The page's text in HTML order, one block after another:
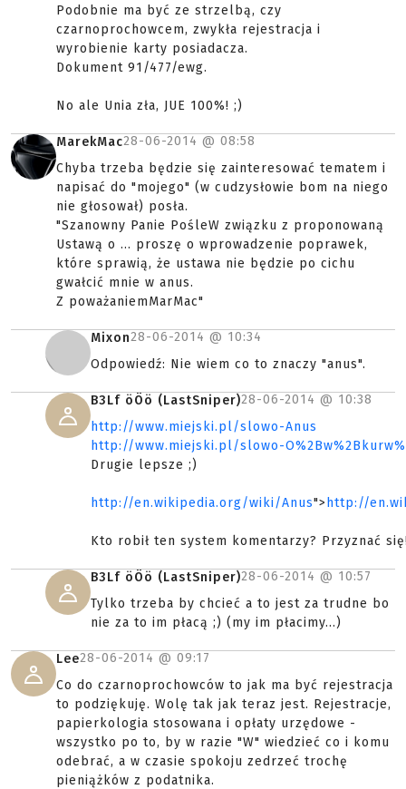
Podobnie ma być ze strzelbą, czy
czarnoprochowcem, zwykła rejestracja i
wyrobienie karty posiadacza.
Dokument 91/477/ewg.
No ale Unia zła, JUE 100%! ;)
MarekMac28-06-2014 @ 08:58
Chyba trzeba będzie się zainteresować tematem i
napisać do "mojego" (w cudzysłowie bom na niego
nie głosował) posła.
"Szanowny Panie PośleW związku z proponowaną
Ustawą o ... proszę o wprowadzenie poprawek,
które sprawią, że ustawa nie będzie po cichu
gwałcić mnie w anus.
Z poważaniemMarMac"
Mixon28-06-2014 @ 10:34
Odpowiedź: Nie wiem co to znaczy "anus".
B3Lf öÖö (LastSniper)28-06-2014 @ 10:38
http://www.miejski.pl/slowo-Anus
http://www.miejski.pl/slowo-
Drugie lepsze ;)
http://en.wikipedia.org/wiki/Anus"> http://
Kto robił ten system komentarzy? Przyznać
B3Lf öÖö (LastSniper)28-06-2014 @ 10:57
Tylko trzeba by chcieć a to jest za trudne bo
nie za to im płacą ;) (my im płacimy...)
Lee28-06-2014 @ 09:17
Co do czarnoprochowców to jak ma być rejestracja
to podziękuję. Wolę tak jak teraz jest. Rejestracje,
papierkologia stosowana i opłaty urzędowe -
wszystko po to, by w razie "W" wiedzieć co i komu
odebrać, a w czasie spokoju zedrzeć trochę
pieniążków z podatnika.